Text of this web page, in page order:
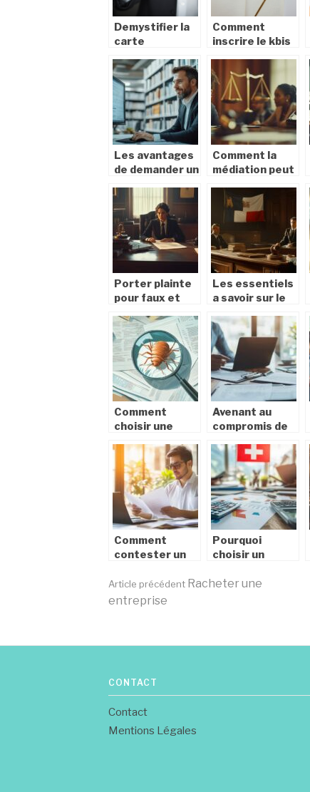
Demystifier la
carte
francaise : tout
ce que vous
devez savoir
Comment
inscrire le kbis
encreur ?
Les avantages
de demander un
ligne pour votre
entreprise
Comment la
médiation peut
résoudre des
litiges
rapidement et
économiquement
Porter plainte
pour faux et
Distinguer faux
materiel et
intellectuel
Les essentiels
a savoir sur le
francais : une
harmonisation
avec les
standards
internationaux
Comment
choisir une
les punaises de
lit et réduire
les coûts de
traitement
Avenant au
compromis de
immobilier :
guide pratique
pour éviter les
vices cachés
Comment
contester un
MDPH en
suivant les
Pourquoi
choisir un
comptable
Lire
la
suite
Article précédent Racheter une
entreprise
CONTACT
Contact
Mentions Légales